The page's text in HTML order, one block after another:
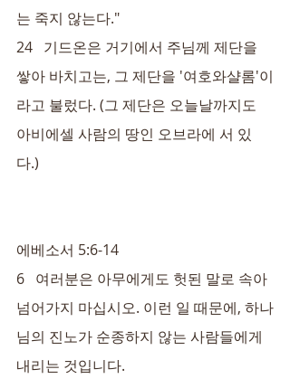
는 죽지 않는다."
24   기드온은 거기에서 주님께 제단을
쌓아 바치고는, 그 제단을 '여호와샬롬'이
라고 불렀다. (그 제단은 오늘날까지도
아비에셀 사람의 땅인 오브라에 서 있
다.)
에베소서 5:6-14
6   여러분은 아무에게도 헛된 말로 속아
넘어가지 마십시오. 이런 일 때문에, 하나
님의 진노가 순종하지 않는 사람들에게
내리는 것입니다.